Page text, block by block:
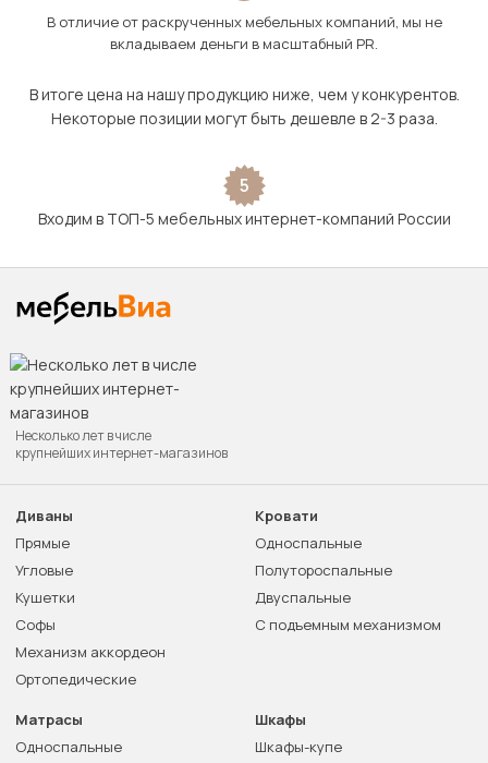
В отличие от раскрученных мебельных компаний, мы не
вкладываем деньги в масштабный PR.
В итоге цена на нашу продукцию ниже, чем у конкурентов.
Некоторые позиции могут быть дешевле в 2-3 раза.
5
Входим в ТОП-5 мебельных интернет-компаний России
Несколько лет в числе
крупнейших интернет-магазинов
Диваны
Прямые
Угловые
Кушетки
Софы
Механизм аккордеон
Ортопедические
Кровати
Односпальные
Полутороспальные
Двуспальные
С подъемным механизмом
Матрасы
Односпальные
Шкафы
Шкафы-купе